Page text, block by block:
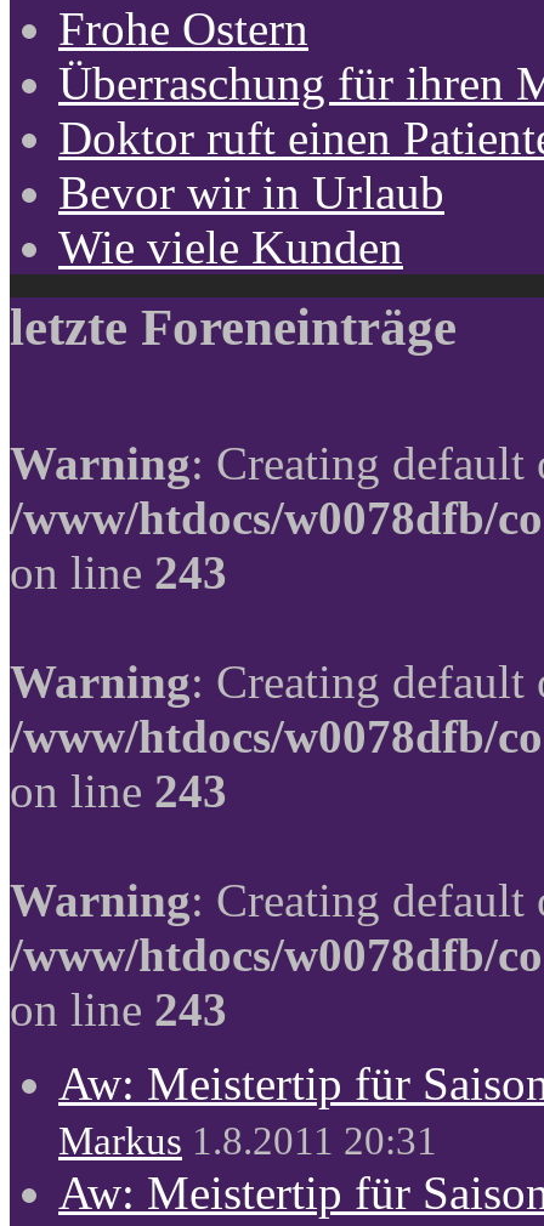
Frohe Ostern
Überraschung für ihren
Doktor ruft einen
Bevor wir in Urlaub
Wie viele Kunden
letzte Foreneinträge
Warning: Creating
/www/htdocs/w0078dfb/
on line 243
Warning: Creating
/www/htdocs/w0078dfb/
on line 243
Warning: Creating
/www/htdocs/w0078dfb/
on line 243
Aw: Meistertip für
Markus 1.8.2011 20:31
Aw: Meistertip für